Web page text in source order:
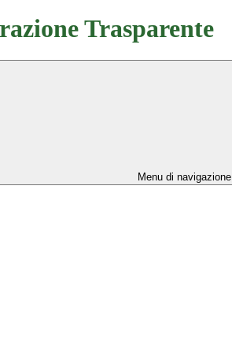
Trasparente
Menu di navigazione